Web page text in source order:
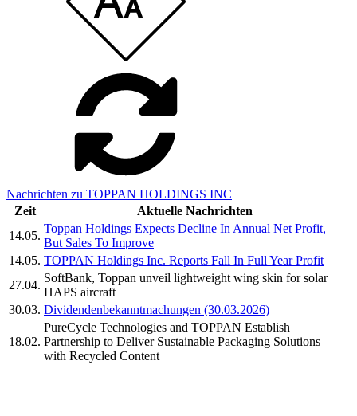
Nachrichten zu TOPPAN HOLDINGS INC
Zeit
Aktuelle Nachrichten
14.05.
Toppan Holdings Expects Decline In Annual Net Profit,
But Sales To Improve
14.05. TOPPAN Holdings Inc. Reports Fall In Full Year Profit
27.04.
SoftBank, Toppan unveil lightweight wing skin for solar
HAPS aircraft
30.03. Dividendenbekanntmachungen (30.03.2026)
18.02.
PureCycle Technologies and TOPPAN Establish
Partnership to Deliver Sustainable Packaging Solutions
with Recycled Content